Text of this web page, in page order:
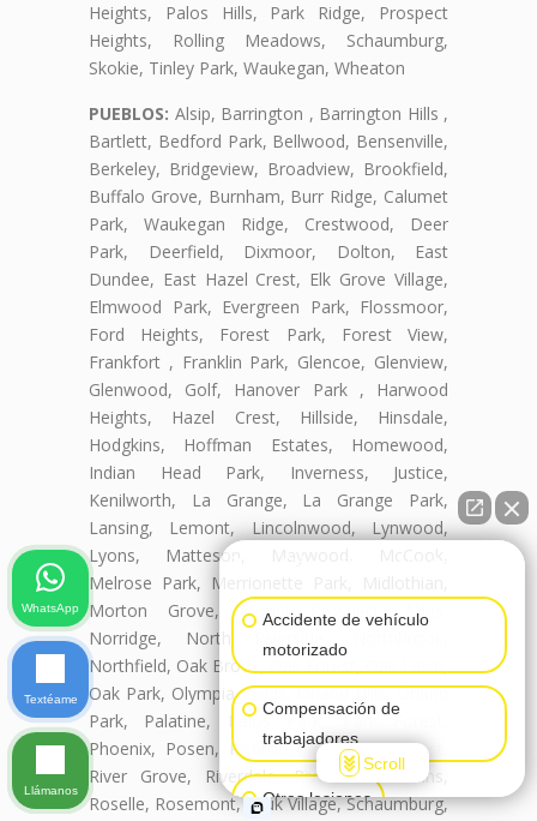
Heights, Palos Hills, Park Ridge, Prospect
Heights, Rolling Meadows, Schaumburg,
Skokie, Tinley Park, Waukegan, Wheaton
PUEBLOS: Alsip, Barrington , Barrington Hills ,
Bartlett, Bedford Park, Bellwood, Bensenville,
Berkeley, Bridgeview, Broadview, Brookfield,
Buffalo Grove, Burnham, Burr Ridge, Calumet
Park, Waukegan Ridge, Crestwood, Deer
Park, Deerfield, Dixmoor, Dolton, East
Dundee, East Hazel Crest, Elk Grove Village,
Elmwood Park, Evergreen Park, Flossmoor,
Ford Heights, Forest Park, Forest View,
Frankfort , Franklin Park, Glencoe, Glenview,
Glenwood, Golf, Hanover Park , Harwood
Heights, Hazel Crest, Hillside, Hinsdale,
Hodgkins, Hoffman Estates, Homewood,
Indian Head Park, Inverness, Justice,
Kenilworth, La Grange, La Grange Park,
Lansing, Lemont, Lincolnwood, Lynwood,
Lyons, Matteson, Maywood, McCook,
Melrose Park, Merrionette Park, Midlothian,
Morton Grove, Mount Prospect, Niles,
Norridge, North Riverside, Northbrook,
Northfield, Oak Brook, Oak Forest, Oak Lawn,
Oak Park, Olympia Fields, Orland Hills, Orland
Park, Palatine, Palos Park, Park Forest,
Phoenix, Posen, Richton Park, River Forest,
River Grove, Riverdale, Riverside, Robbins,
Roselle, Rosemont, Sauk Village, Schaumburg,
Accidente de vehículo
motorizado
Compensación de
trabajadores
Otras lesiones
Scroll
WhatsApp
Textéame
Llámanos